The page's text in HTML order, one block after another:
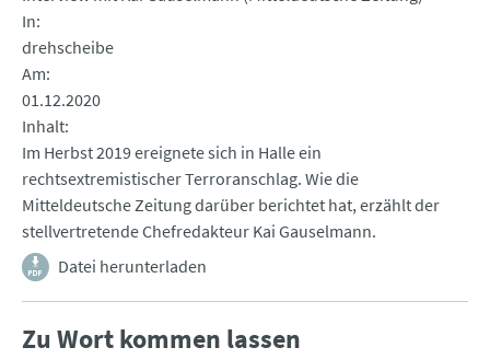
In
drehscheibe
Am
01.12.2020
Inhalt
Im Herbst 2019 ereignete sich in Halle ein
rechtsextremistischer Terroranschlag. Wie die
Mitteldeutsche Zeitung darüber berichtet hat, erzählt der
stellvertretende Chefredakteur Kai Gauselmann.
Datei herunterladen
Zu Wort kommen lassen